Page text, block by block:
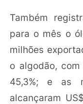
Também
para o mês o
milhões
o algodão,
45,3%; e as
alcançaram